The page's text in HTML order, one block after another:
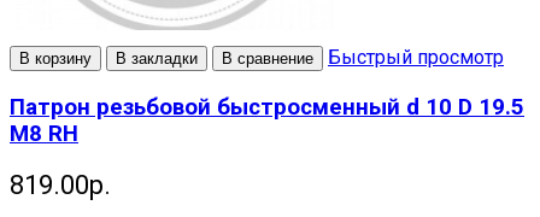
В корзину В закладки В сравнение Быстрый просмотр
Патрон резьбовой быстросменный d 10 D 19.5
M8 RH
819.00р.